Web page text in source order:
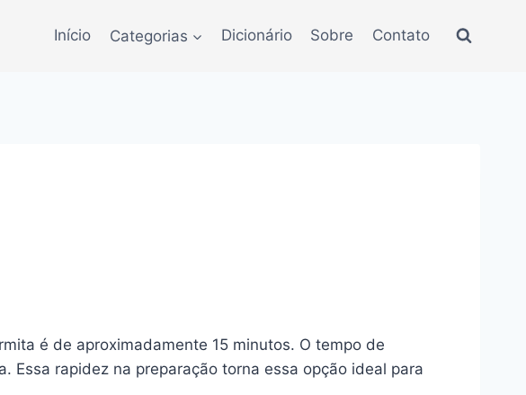
Início Categorias Dicionário Sobre Contato
é de aproximadamente 15 minutos. O tempo de
rapidez na preparação torna essa opção ideal para